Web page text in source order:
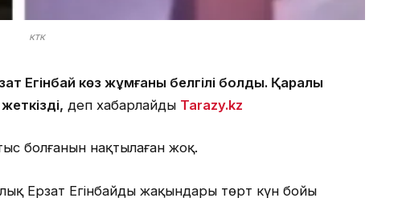
ктк
Егінбай көз жұмғаны белгілі болды. Қаралы
деп хабарлайды Tarazy.kz
болғанын нақтылаған жоқ.
Ерзат Егінбайды жақындары төрт күн бойы